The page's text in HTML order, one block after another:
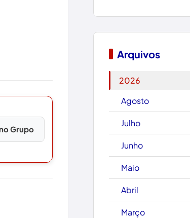
Grupo
Boquira
Brumado
Caculé
Caetanos
Caetité
Candiba
Arquivos
2026
Agosto
Julho
Junho
Maio
Abril
Março